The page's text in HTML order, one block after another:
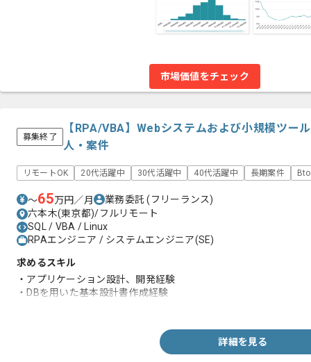
市場価値をチェック
募集終了
【RPA/VBA】Webシステムおよび小規模ツー
人・案件
リモートOK 20代活躍中 30代活躍中 40代活躍中 長期案件
〜65万円／月 業務委託(フリーランス)
六本木(東京都)/フルリモート
SQL / VBA / Linux
RPAエンジニア / システムエンジニア(SE)
求めるスキル
・アプリケーション設計、開発経験
・DBを用いた基本設計書作成経験
詳細を見る